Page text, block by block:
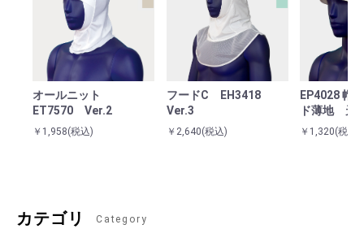
オールニット
ET7570 Ver.2
￥1,958(税込)
フードC EH3418
Ver.3
￥2,640(税込)
EP4028 帽
ド薄地 天
￥1,320(税込)
カテゴリ Category